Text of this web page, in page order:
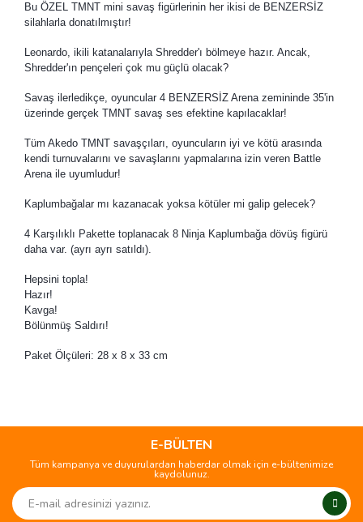
Bu ÖZEL TMNT mini savaş figürlerinin her ikisi de BENZERSİZ
silahlarla donatılmıştır!
Leonardo, ikili katanalarıyla Shredder'ı bölmeye hazır. Ancak,
Shredder'ın pençeleri çok mu güçlü olacak?
Savaş ilerledikçe, oyuncular 4 BENZERSİZ Arena zemininde 35'in
üzerinde gerçek TMNT savaş ses efektine kapılacaklar!
Tüm Akedo TMNT savaşçıları, oyuncuların iyi ve kötü arasında
kendi turnuvalarını ve savaşlarını yapmalarına izin veren Battle
Arena ile uyumludur!
Kaplumbağalar mı kazanacak yoksa kötüler mi galip gelecek?
4 Karşılıklı Pakette toplanacak 8 Ninja Kaplumbağa dövüş figürü
daha var. (ayrı ayrı satıldı).
Hepsini topla!
Hazır!
Kavga!
Bölünmüş Saldırı!
Paket Ölçüleri: 28 x 8 x 33 cm
Yorum Yaz
kullanarak tarafımıza iletebilirsiniz.
Görüş ve önerileriniz için teşekkür ederiz.
Ürün açıklamasında eksik bilgiler bulunuyor.
E-BÜLTEN
Tüm kampanya ve duyurulardan haberdar olmak için e-bültenimize
kaydolunuz.